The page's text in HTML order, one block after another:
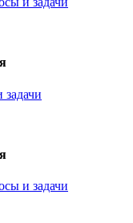
и задачи